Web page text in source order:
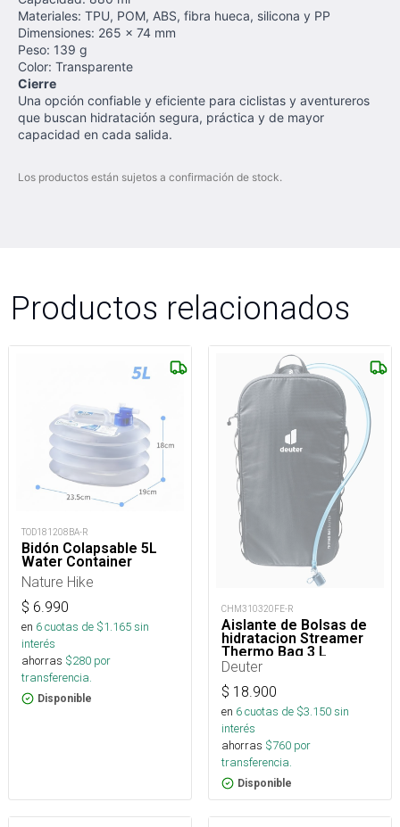
Materiales: TPU, POM, ABS, fibra hueca, silicona y PP
Dimensiones: 265 × 74 mm
Peso: 139 g
Color: Transparente
Cierre
Una opción confiable y eficiente para ciclistas y aventureros
que buscan hidratación segura, práctica y de mayor
capacidad en cada salida.
Los productos están sujetos a confirmación de stock.
Productos relacionados
TOD181208BA-R
Bidón Colapsable 5L
Water Container
Nature Hike
$ 6.990
en 6cuotas de $1.165sin
interés
ahorras $280 por
transferencia.
Disponible
CHM310320FE-R
Aislante de Bolsas de
hidratacion Streamer
Thermo Bag 3 L
Deuter
$ 18.900
en 6cuotas de $3.150sin
interés
ahorras $760 por
transferencia.
Disponible